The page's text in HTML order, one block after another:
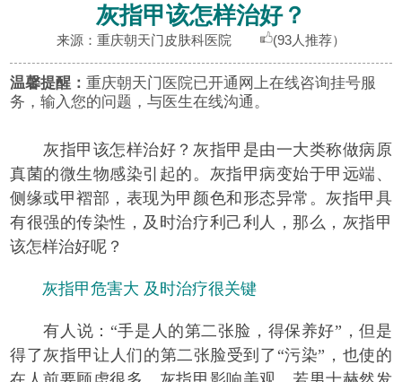
灰指甲该怎样治好？
来源：重庆朝天门皮肤科医院 (93人推荐）
温馨提醒：重庆朝天门医院已开通网上在线咨询挂号服
务，输入您的问题，与医生在线沟通。
灰指甲该怎样治好？灰指甲是由一大类称做病原
真菌的微生物感染引起的。灰指甲病变始于甲远端、
侧缘或甲褶部，表现为甲颜色和形态异常。灰指甲具
有很强的传染性，及时治疗利己利人，那么，灰指甲
该怎样治好呢？
灰指甲危害大 及时治疗很关键
有人说：“手是人的第二张脸，得保养好”，但是
得了灰指甲让人们的第二张脸受到了“污染”，也使的